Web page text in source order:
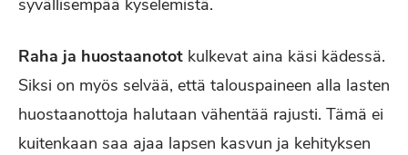
syvällisempää kyselemistä.
Raha ja huostaanotot kulkevat aina käsi kädessä.
Siksi on myös selvää, että talouspaineen alla lasten
huostaanottoja halutaan vähentää rajusti. Tämä ei
kuitenkaan saa ajaa lapsen kasvun ja kehityksen